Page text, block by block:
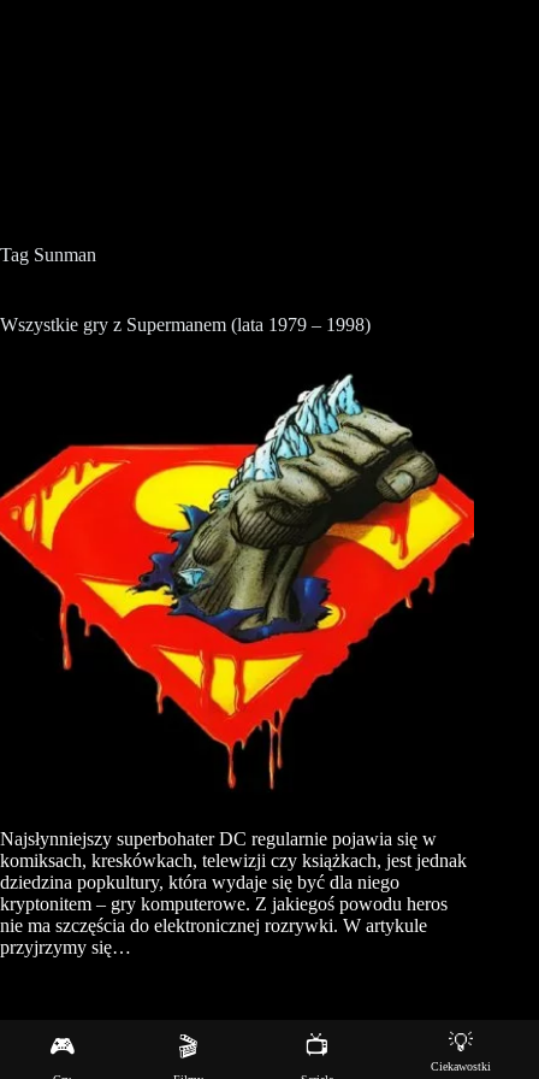
Tag Sunman
Wszystkie gry z Supermanem (lata 1979 – 1998)
Najsłynniejszy superbohater DC regularnie pojawia się w
komiksach, kreskówkach, telewizji czy książkach, jest jednak
dziedzina popkultury, która wydaje się być dla niego
kryptonitem – gry komputerowe. Z jakiegoś powodu heros
nie ma szczęścia do elektronicznej rozrywki. W artykule
przyjrzymy się…
🎮 🎬 📺 💡
Ciekawostki
Copyright © 2026 - Motyw WordPress stworzony przez